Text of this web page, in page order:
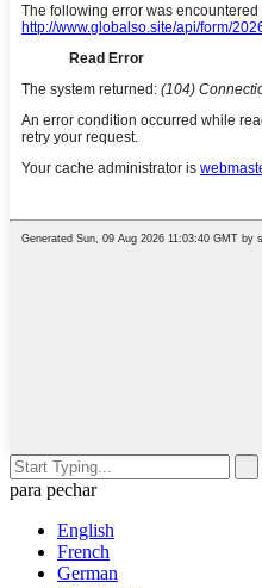
para pechar
English
French
German